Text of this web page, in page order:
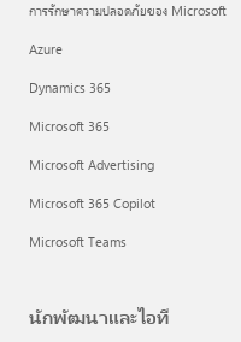
การรักษาความปลอดภัยของ Microsoft
Azure
Dynamics 365
Microsoft 365
Microsoft Advertising
Microsoft 365 Copilot
Microsoft Teams
นักพัฒนาและไอที